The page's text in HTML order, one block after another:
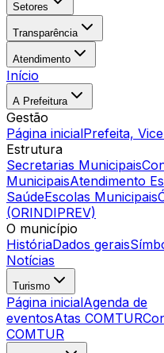
Setores
Transparência
Atendimento
Início
A Prefeitura
Gestão
Página inicialPrefeita,
Estrutura
Secretarias Municipais
MunicipaisAtendimento
SaúdeEscolas Municipais
(ORINDIPREV)
O município
HistóriaDados gerais
Notícias
Turismo
Página inicialAgenda de
eventosAtas COMTUR
COMTUR